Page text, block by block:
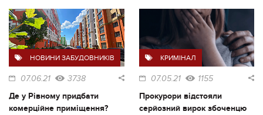
НОВИНИ ЗАБУДОВНИКІВ
07.06.21 3738
Де у Рівному придбати
комерційне приміщення?
КРИМІНАЛ
07.05.21 1155
Прокурори відстояли
серйозний вирок збоченцю